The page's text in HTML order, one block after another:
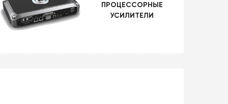
ПРОЦЕССОРНЫЕ
УСИЛИТЕЛИ